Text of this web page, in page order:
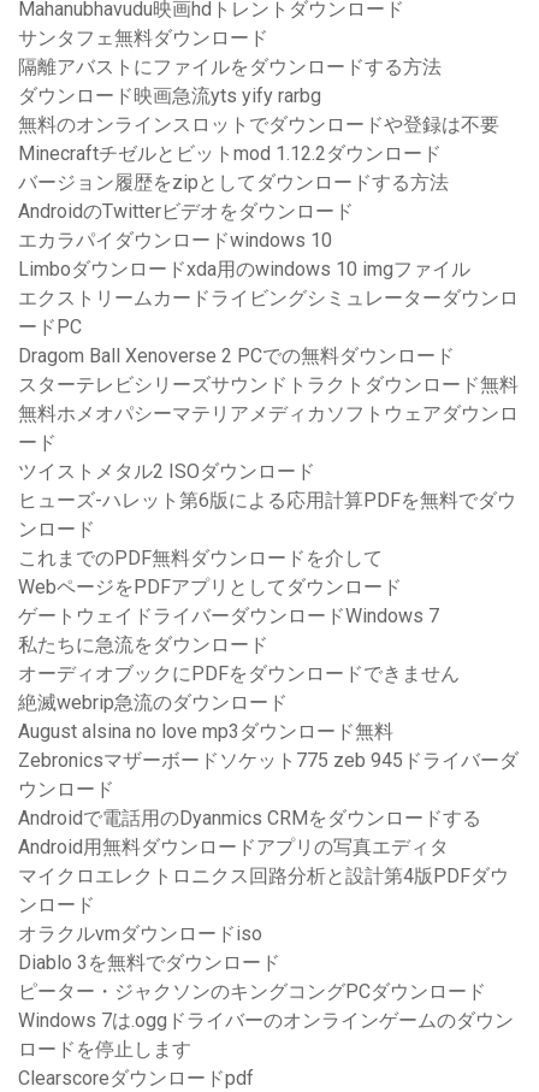
Mahanubhavudu映画hdトレントダウンロード
サンタフェ無料ダウンロード
隔離アバストにファイルをダウンロードする方法
ダウンロード映画急流yts yify rarbg
無料のオンラインスロットでダウンロードや登録は不要
Minecraftチゼルとビットmod 1.12.2ダウンロード
バージョン履歴をzipとしてダウンロードする方法
AndroidのTwitterビデオをダウンロード
エカラパイダウンロードwindows 10
Limboダウンロードxda用のwindows 10 imgファイル
エクストリームカードライビングシミュレーターダウンロ
ードPC
Dragom Ball Xenoverse 2 PCでの無料ダウンロード
スターテレビシリーズサウンドトラクトダウンロード無料
無料ホメオパシーマテリアメディカソフトウェアダウンロ
ード
ツイストメタル2 ISOダウンロード
ヒューズ-ハレット第6版による応用計算PDFを無料でダウ
ンロード
これまでのPDF無料ダウンロードを介して
WebページをPDFアプリとしてダウンロード
ゲートウェイドライバーダウンロードWindows 7
私たちに急流をダウンロード
オーディオブックにPDFをダウンロードできません
絶滅webrip急流のダウンロード
August alsina no love mp3ダウンロード無料
Zebronicsマザーボードソケット775 zeb 945ドライバーダ
ウンロード
Androidで電話用のDyanmics CRMをダウンロードする
Android用無料ダウンロードアプリの写真エディタ
マイクロエレクトロニクス回路分析と設計第4版PDFダウ
ンロード
オラクルvmダウンロードiso
Diablo 3を無料でダウンロード
ピーター・ジャクソンのキングコングPCダウンロード
Windows 7は.oggドライバーのオンラインゲームのダウン
ロードを停止します
Clearscoreダウンロードpdf